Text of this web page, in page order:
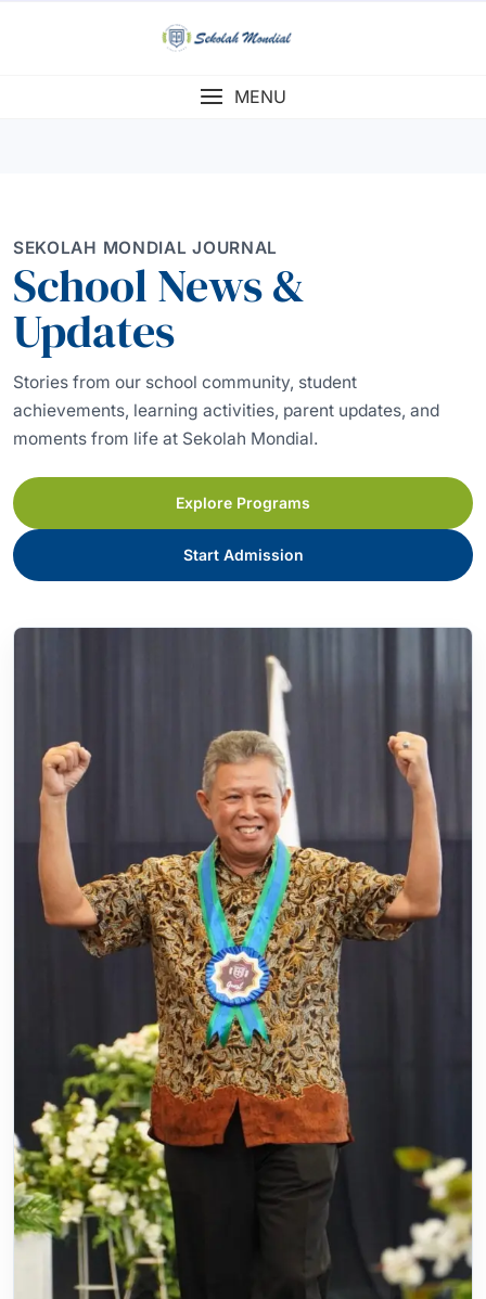
MENU
SEKOLAH MONDIAL JOURNAL
School News &
Updates
Stories from our school community, student
achievements, learning activities, parent updates, and
moments from life at Sekolah Mondial.
Explore Programs
Start Admission